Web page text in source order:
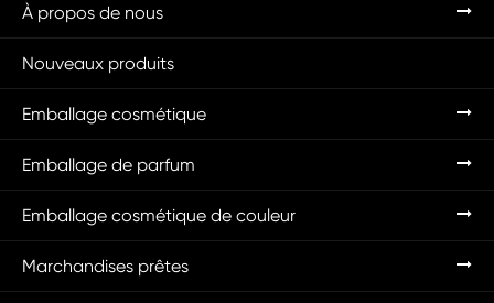
À propos de nous
Nouveaux produits
Emballage cosmétique
Emballage de parfum
Emballage cosmétique de couleur
Marchandises prêtes